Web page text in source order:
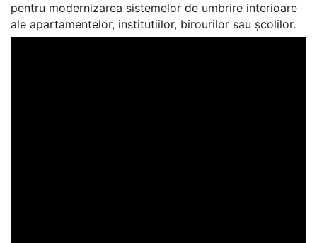
pentru modernizarea sistemelor de umbrire interioare
ale apartamentelor, institutiilor, birourilor sau școlilor.